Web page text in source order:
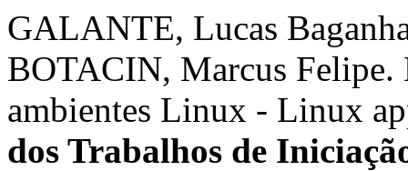
GALANTE, Lucas
BOTACIN, Marcus Felipe.
ambientes Linux - Linux
dos Trabalhos de